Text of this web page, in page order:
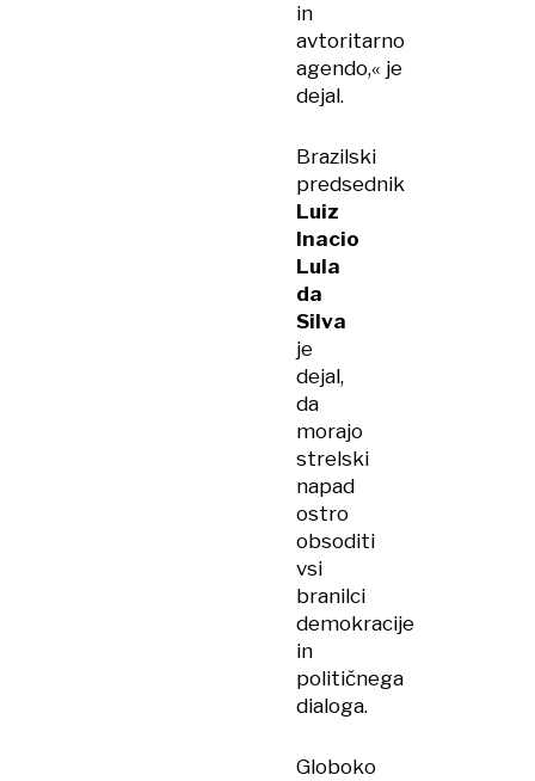
in
avtoritarno
agendo,« je
dejal.
Brazilski
predsednik
Luiz
Inacio
Lula
da
Silva
je
dejal,
da
morajo
strelski
napad
ostro
obsoditi
vsi
branilci
demokracije
in
političnega
dialoga.
Globoko